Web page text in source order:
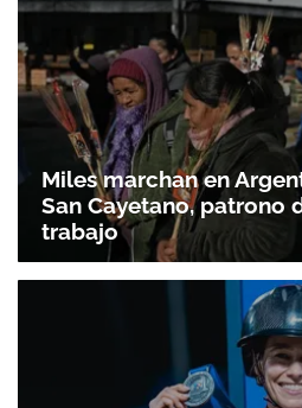
Miles marchan en
San Cayetano, patrono
trabajo